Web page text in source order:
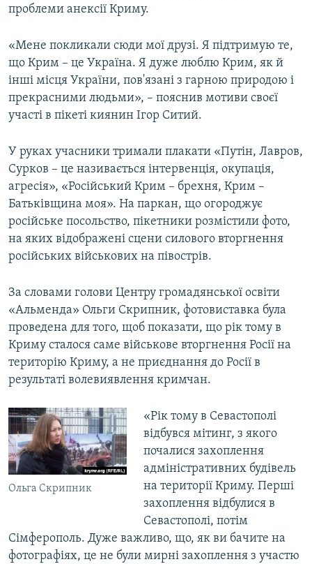
проблеми анексії Криму.
«Мене покликали сюди мої друзі. Я підтримую те,
що Крим – це Україна. Я дуже люблю Крим, як й
інші місця України, пов'язані з гарною природою і
прекрасними людьми», – пояснив мотиви своєї
участі в пікеті киянин Ігор Ситий.
У руках учасники тримали плакати «Путін, Лавров,
Сурков – це називається інтервенція, окупація,
агресія», «Російський Крим – брехня, Крим –
Батьківщина моя». На паркан, що огороджує
російське посольство, пікетники розмістили фото,
на яких відображені сцени силового вторгнення
російських військових на півострів.
За словами голови Центру громадянської освіти
«Альменда» Ольги Скрипник, фотовиставка була
проведена для того, щоб показати, що рік тому в
Криму сталося саме військове вторгнення Росії на
територію Криму, а не приєднання до Росії в
результаті волевиявлення кримчан.
Ольга Скрипник
«Рік тому в Севастополі
відбувся мітинг, з якого
почалися захоплення
адміністративних будівель
на території Криму. Перші
захоплення відбулися в
Севастополі, потім
Сімферополь. Дуже важливо, що, як ви бачите на
фотографіях, це не були мирні захоплення з участю